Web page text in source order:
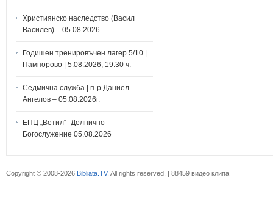
Християнско наследство (Васил
Василев) – 05.08.2026
Годишен тренировъчен лагер 5/10 |
Пампорово | 5.08.2026, 19:30 ч.
Седмична служба | п-р Даниел
Ангелов – 05.08.2026г.
ЕПЦ „Ветил“- Делнично
Богослужение 05.08.2026
Copyright © 2008-2026 Bibliata.TV. All rights reserved. | 88459 видео клипа